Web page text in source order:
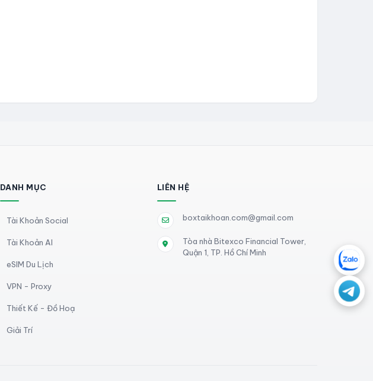
DANH MỤC
Tài Khoản Social
Tài Khoản AI
eSIM Du Lịch
VPN - Proxy
Thiết Kế - Đồ Hoạ
Giải Trí
LIÊN HỆ
boxtaikhoan.com@gmail.com
Tòa nhà Bitexco Financial Tower,
Quận 1, TP. Hồ Chí Minh